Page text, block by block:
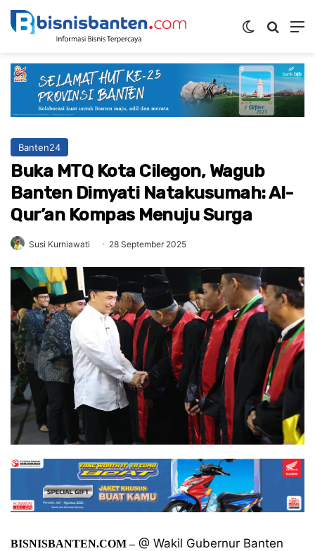
Switch skin
Banten24
Buka MTQ Kota Cilegon, Wagub
Banten Dimyati Natakusumah: Al-
Qur’an Kompas Menuju Surga
Susi Kurniawati 28 September 2025
BISNISBANTEN.COM–@ Wakil Gubernur Banten